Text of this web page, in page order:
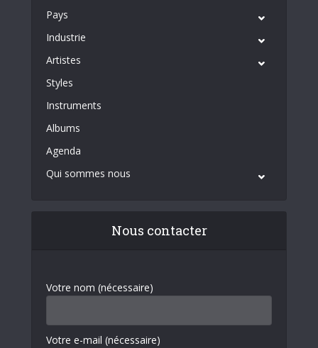
Pays
Industrie
Artistes
Styles
Instruments
Albums
Agenda
Qui sommes nous
Nous contacter
Votre nom (nécessaire)
Votre e-mail (nécessaire)